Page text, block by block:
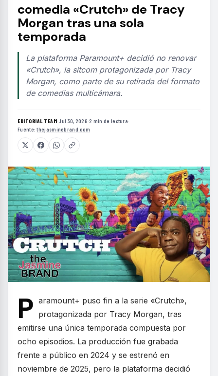
comedia «Crutch» de Tracy
Morgan tras una sola
temporada
La plataforma Paramount+ decidió no renovar
«Crutch», la sitcom protagonizada por Tracy
Morgan, como parte de su retirada del formato
de comedias multicámara.
EDITORIAL TEAM·Jul 30, 2026·2 min de lectura·
Fuente:thejasminebrand.com
P aramount+ puso fin a la serie «Crutch»,
protagonizada por Tracy Morgan, tras
emitirse una única temporada compuesta por
ocho episodios. La producción fue grabada
frente a público en 2024 y se estrenó en
noviembre de 2025, pero la plataforma decidió